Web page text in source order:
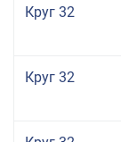
Круг 32
Круг 32